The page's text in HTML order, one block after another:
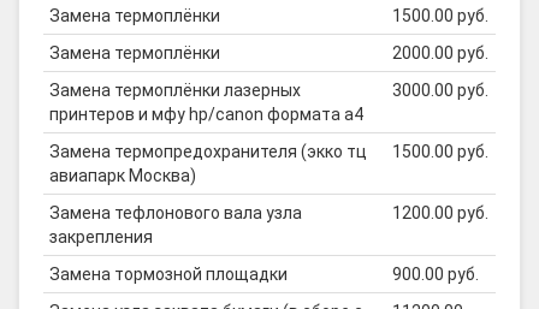
Замена термоплёнки
1500.00 руб.
Замена термоплёнки
2000.00 руб.
Замена термоплёнки лазерных
принтеров и мфу hp/canon формата а4
3000.00 руб.
Замена термопредохранителя (экко тц
авиапарк Москва)
1500.00 руб.
Замена тефлонового вала узла
закрепления
1200.00 руб.
Замена тормозной площадки
900.00 руб.